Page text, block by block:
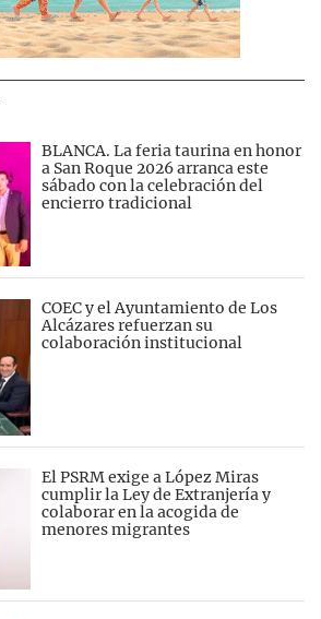
BLANCA. La feria taurina en honor
a San Roque 2026 arranca este
sábado con la celebración del
encierro tradicional
COEC y el Ayuntamiento de Los
Alcázares refuerzan su
colaboración institucional
El PSRM exige a López Miras
cumplir la Ley de Extranjería y
colaborar en la acogida de
menores migrantes